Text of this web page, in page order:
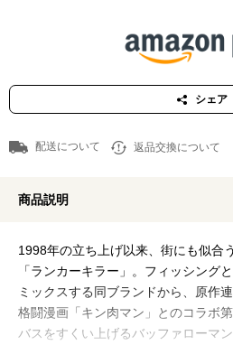
シェア
配送について 返品交換について
商品説明
1998年の立ち上げ以来、街にも似合
「ランカーキラー」。フィッシング
ミックスする同ブランドから、原作
格闘漫画「キン肉マン」とのコラボ
バスをすくい上げるバッファローマ